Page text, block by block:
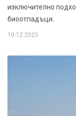
изключително
биоотпадъци.
19.12.2025